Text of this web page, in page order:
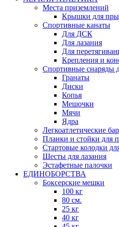
Места приземлений
Крышки для
Спортивные канаты
Для ДСК
Для лазания
Для
Крепления и
Спортивные снаряды
Гранаты
Диски
Копья
Мешочки
Мячи
Ядра
Легкоатлетические
Планки и стойки для
Стартовые колодки
Шесты для лазания
Эстафетные палочки
ЕДИНОБОРСТВА
Боксерские мешки
100 кг
80 см.
25 кг
40 кг